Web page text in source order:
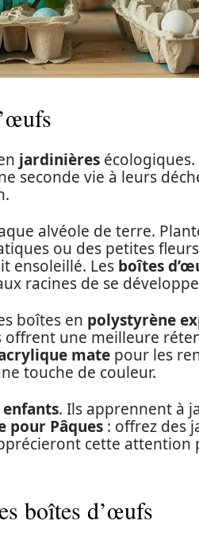
jardinières
seconde vie à leurs
alvéole de terre.
ou des petites
ensoleillé. Les boîtes
racines de se
boîtes en polystyrène
une meilleure
mate pour les
touche de couleur.
enfants. Ils apprennent à
pour Pâques : offrez des
cette attention
boîtes d’œufs